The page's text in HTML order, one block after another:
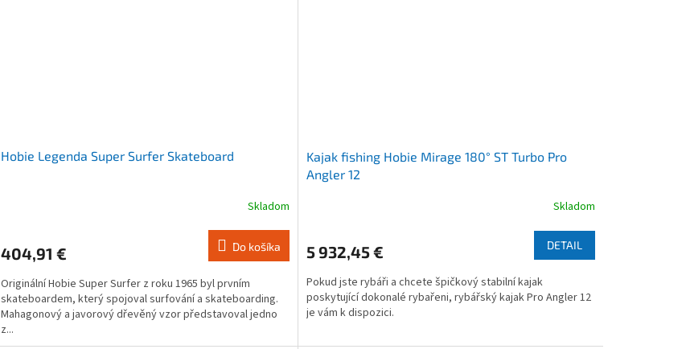
Hobie Legenda Super Surfer Skateboard
je
z
5
hviezdičiek.
Skladom
404,91 € Do košíka
Originální Hobie Super Surfer z roku 1965 byl prvním
skateboardem, který spojoval surfování a skateboarding.
Mahagonový a javorový dřevěný vzor představoval jedno
z...
Kajak fishing Hobie Mirage 180° ST Turbo Pro
Angler 12
je
z
5
hviezdičiek.
Skladom
5 932,45 € DETAIL
Pokud jste rybáři a chcete špičkový stabilní kajak
poskytující dokonalé rybařeni, rybářský kajak Pro Angler 12
je vám k dispozici.